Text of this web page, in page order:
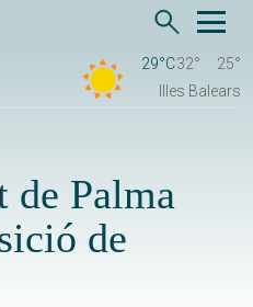
29°C32°
25°
Illes Balears
de Palma
de